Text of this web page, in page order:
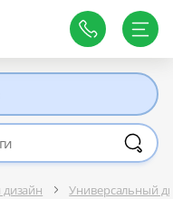
Универсальный